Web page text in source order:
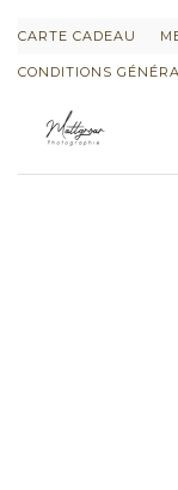
CARTE CADEAU
CONDITIONS